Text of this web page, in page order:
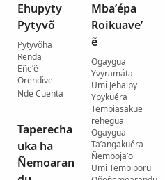
Ehupyty
Pytyvõ
Pytyvõha
Renda
Eñe’ẽ
Orendive
Nde Cuenta
Taperecha
uka ha
Ñemoaran
Mba’épa
Roikuave’
ẽ
Ogaygua
Yvyramáta
Umi Jehaipy
Ypykuéra
Tembiasakue
rehegua
Ogaygua
Ta’angakuéra
Ñemboja’o
Umi Tembiporu